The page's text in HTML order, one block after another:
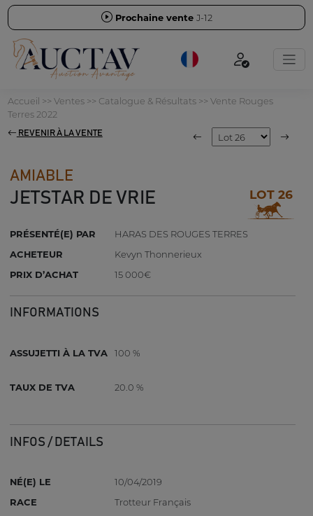
Prochaine vente J-12
Accueil >> Ventes>> Catalogue & Résultats>> Vente Rouges
Terres 2022
REVENIR À LA VENTE
AMIABLE
JETSTAR DE VRIE LOT 26
PRÉSENTÉ(E) PAR
HARAS DES ROUGES TERRES
ACHETEUR
Kevyn Thonnerieux
PRIX D’ACHAT
15 000€
INFORMATIONS
ASSUJETTI À LA TVA 100 %
TAUX DE TVA 20.0 %
INFOS / DETAILS
NÉ(E) LE
10/04/2019
RACE
Trotteur Français